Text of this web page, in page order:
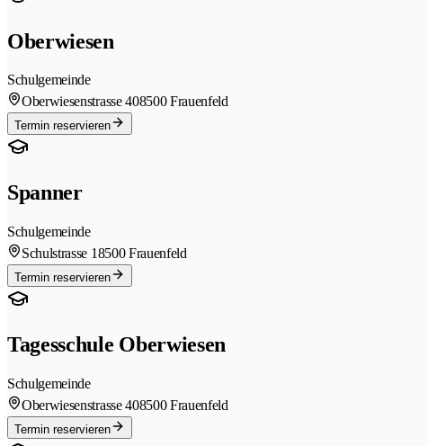
Oberwiesen
Schulgemeinde
Oberwiesenstrasse 408500 Frauenfeld
Termin reservieren
Spanner
Schulgemeinde
Schulstrasse 18500 Frauenfeld
Termin reservieren
Tagesschule Oberwiesen
Schulgemeinde
Oberwiesenstrasse 408500 Frauenfeld
Termin reservieren